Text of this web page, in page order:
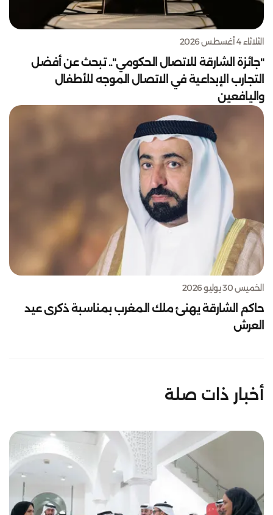
الثلاثاء 4 أغسطس 2026
"جائزة الشارقة للاتصال الحكومي".. تبحث عن أفضل
التجارب الإبداعية في الاتصال الموجه للأطفال
واليافعين
الخميس 30 يوليو 2026
حاكم الشارقة يهنئ ملك المغرب بمناسبة ذكرى عيد
العرش
أخبار ذات صلة